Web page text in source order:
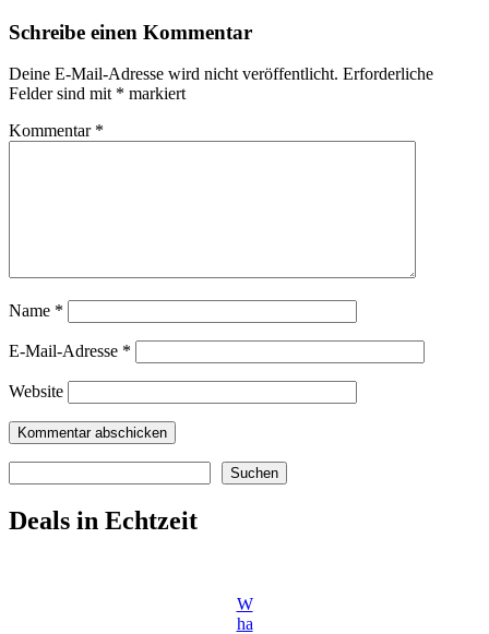
Schreibe einen Kommentar
Deine E-Mail-Adresse wird nicht veröffentlicht. Erforderliche
Felder sind mit * markiert
Kommentar *
Name *
E-Mail-Adresse *
Website
Suchen
Deals in Echtzeit
W
ha